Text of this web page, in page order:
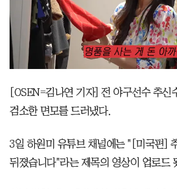
[OSEN=김나연 기자] 전 야구선수 추신
검소한 면모를 드러냈다.
3일 하원미 유튜브 채널에는 "[미국편]
뒤졌습니다"라는 제목의 영상이 업로드